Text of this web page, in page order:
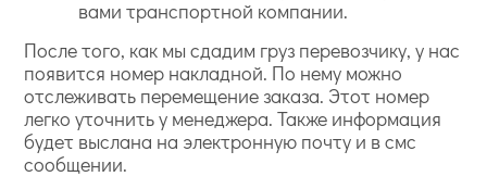
вами транспортной компании.
После того, как мы сдадим груз перевозчику, у нас
появится номер накладной. По нему можно
отслеживать перемещение заказа. Этот номер
легко уточнить у менеджера. Также информация
будет выслана на электронную почту и в смс
сообщении.